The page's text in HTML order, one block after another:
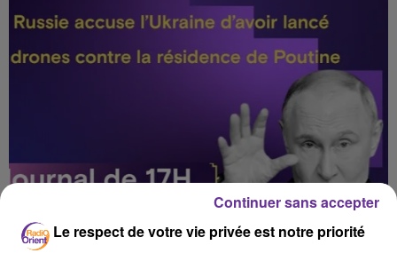
Le respect de votre vie privée est notre priorité
Continuer sans accepter